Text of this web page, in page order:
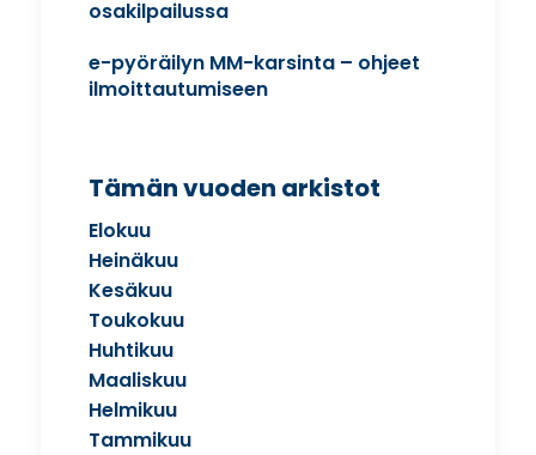
osakilpailussa
e-pyöräilyn MM-karsinta – ohjeet
ilmoittautumiseen
Tämän vuoden arkistot
Elokuu
Heinäkuu
Kesäkuu
Toukokuu
Huhtikuu
Maaliskuu
Helmikuu
Tammikuu